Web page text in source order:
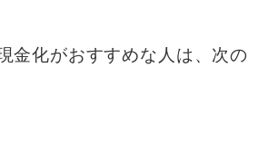
金化がおすすめな人は、次の